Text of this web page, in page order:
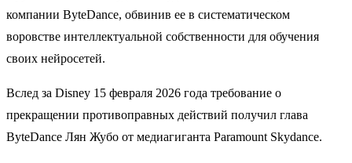
компании ByteDance, обвинив ее в систематическом
воровстве интеллектуальной собственности для обучения
своих нейросетей.
Вслед за Disney 15 февраля 2026 года требование о
прекращении противоправных действий получил глава
ByteDance Лян Жубо от медиагиганта Paramount Skydance.